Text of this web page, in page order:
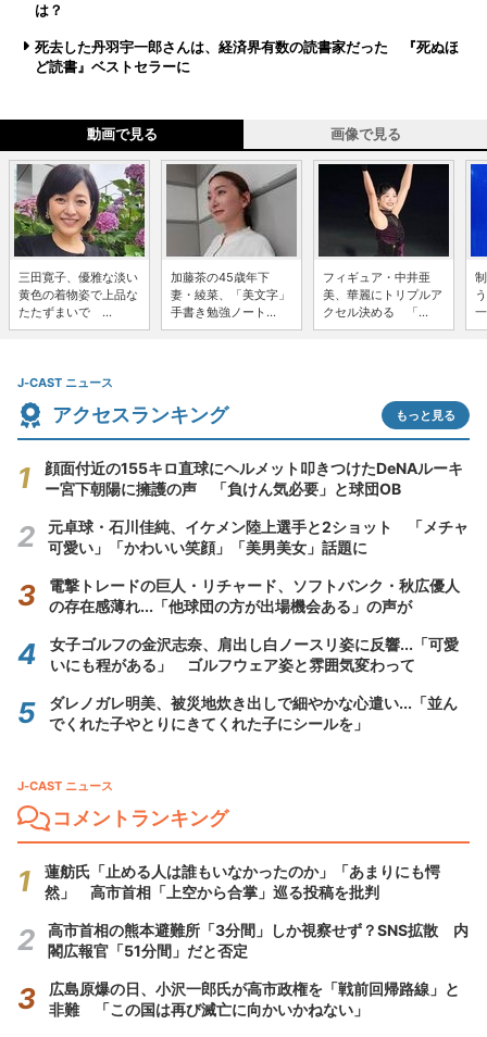
は？
死去した丹羽宇一郎さんは、経済界有数の読書家だった 『死ぬほ
ど読書』ベストセラーに
動画で見る 画像で見る
三田寛子、優雅な淡い
黄色の着物姿で上品な
たたずまいで ...
加藤茶の45歳年下
妻・綾菜、「美文字」
手書き勉強ノート...
フィギュア・中井亜
美、華麗にトリプルア
クセル決める 「...
J-CAST ニュース
アクセスランキング もっと見る
顔面付近の155キロ直球にヘルメット叩きつけたDeNAルーキ
ー宮下朝陽に擁護の声 「負けん気必要」と球団OB
元卓球・石川佳純、イケメン陸上選手と2ショット 「メチャ
可愛い」「かわいい笑顔」「美男美女」話題に
電撃トレードの巨人・リチャード、ソフトバンク・秋広優人
の存在感薄れ...「他球団の方が出場機会ある」の声が
女子ゴルフの金沢志奈、肩出し白ノースリ姿に反響...「可愛
いにも程がある」 ゴルフウェア姿と雰囲気変わって
ダレノガレ明美、被災地炊き出しで細やかな心遣い...「並ん
でくれた子やとりにきてくれた子にシールを」
J-CAST ニュース
コメントランキング
蓮舫氏「止める人は誰もいなかったのか」「あまりにも愕
然」 高市首相「上空から合掌」巡る投稿を批判
高市首相の熊本避難所「3分間」しか視察せず？SNS拡散 内
閣広報官「51分間」だと否定
広島原爆の日、小沢一郎氏が高市政権を「戦前回帰路線」と
非難 「この国は再び滅亡に向かいかねない」